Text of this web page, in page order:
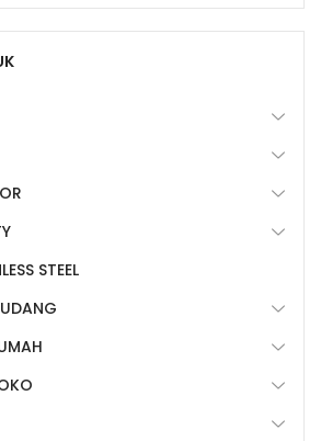
STEEL